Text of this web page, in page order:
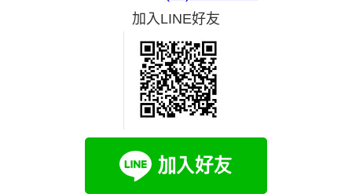
加入LINE好友